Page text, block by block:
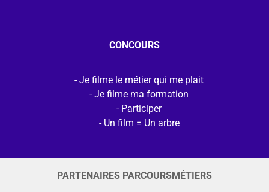
CONCOURS
Je filme le métier qui me plait
Je filme ma formation
Participer
Un film = Un arbre
PARTENAIRES PARCOURSMÉTIERS